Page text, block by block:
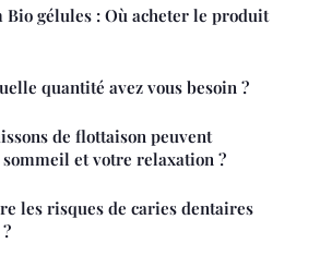
Bio gélules : Où acheter le produit
quantité avez vous besoin ?
de flottaison peuvent
et votre relaxation ?
les risques de caries dentaires